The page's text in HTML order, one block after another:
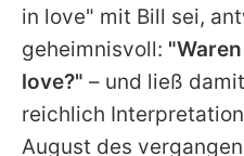
in love" mit Bill sei,
geheimnisvoll:
love?" – und ließ
reichlich
August des